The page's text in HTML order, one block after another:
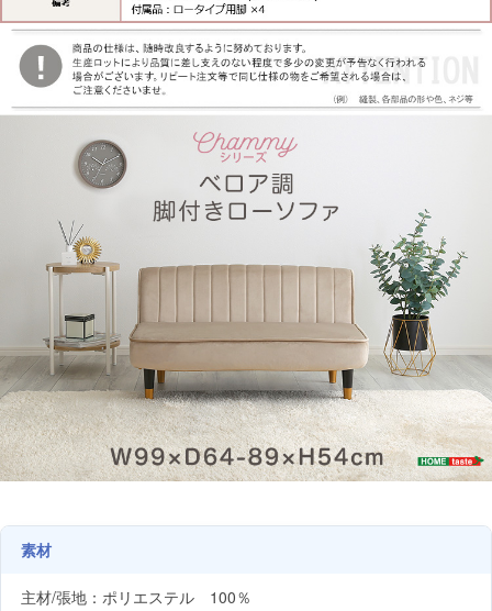
素材
主材/張地：ポリエステル 100％